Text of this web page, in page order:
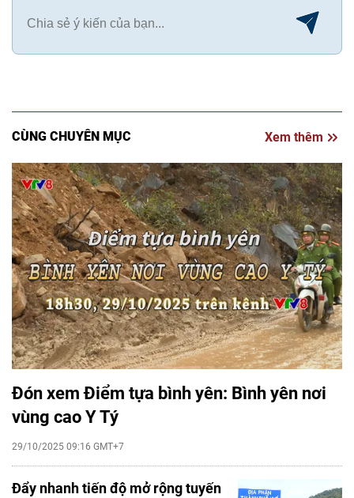
CÙNG CHUYÊN MỤC Xem thêm
Đón xem Điểm tựa bình yên: Bình yên nơi
vùng cao Y Tý
29/10/2025 09:16 GMT+7
Đẩy nhanh tiến độ mở rộng tuyến